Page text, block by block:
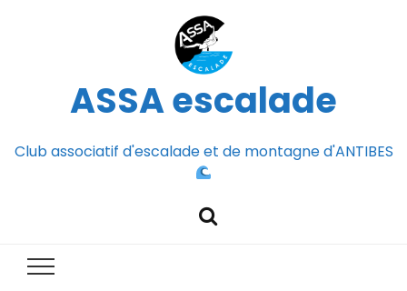
ASSA escalade
Club associatif d'escalade et de montagne d'ANTIBES